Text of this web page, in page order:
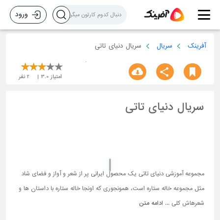
ورود
آفرینک سریال سریال دنیای تاتی
امتیاز 3.0
2 نفر
سریال دنیای تاتی
مجموعه آموزشی دنیای تاتی یک محصول ایرانی پر از شعر و آواز و فضای شاد
مثل مجموعه خاله ستاره است، همونجوری که اونجا خاله ستاره با داستان ها و
شعرهاش کلی ... ادامه متن